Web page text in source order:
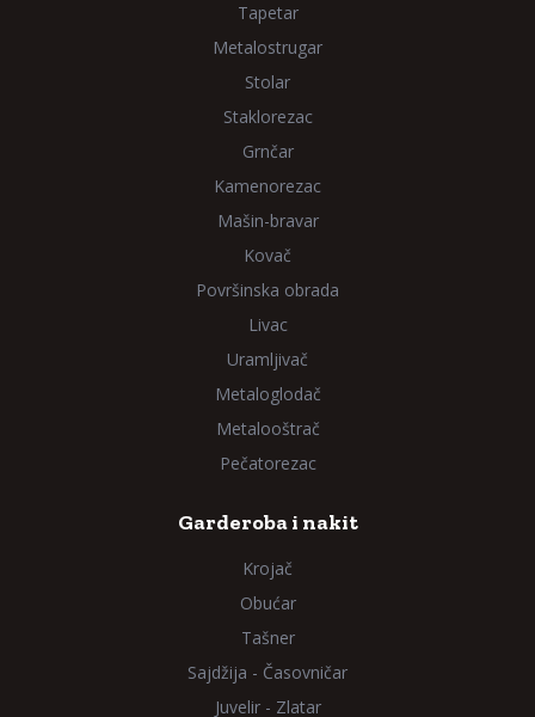
Tapetar
Metalostrugar
Stolar
Staklorezac
Grnčar
Kamenorezac
Mašin-bravar
Kovač
Površinska obrada
Livac
Uramljivač
Metaloglodač
Metalooštrač
Pečatorezac
Garderoba i nakit
Krojač
Obućar
Tašner
Sajdžija - Časovničar
Juvelir - Zlatar